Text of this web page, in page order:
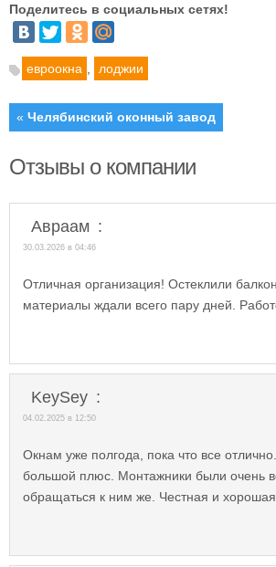
Поделитесь в социальных сетях!
евроокна лоджии
« Челябинский оконный завод
Отзывы о компании
Авраам :
30.03.2026 в 04:46
Отличная организация! Остеклили
материалы ждали всего пару дней.
KeySey :
04.02.2025 в 12:50
Окнам уже полгода, пока что все
большой плюс. Монтажники были очень
обращаться к ним же. Честная и